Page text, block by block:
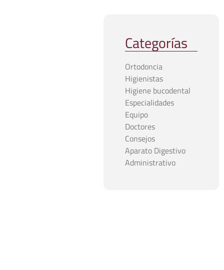
Categorías
Ortodoncia
Higienistas
Higiene bucodental
Especialidades
Equipo
Doctores
Consejos
Aparato Digestivo
Administrativo